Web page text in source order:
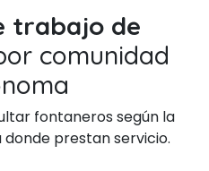
trabajo de
comunidad
fontaneros según la
prestan servicio.